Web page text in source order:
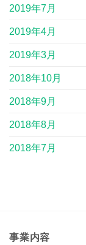
2019年7月
2019年4月
2019年3月
2018年10月
2018年9月
2018年8月
2018年7月
事業内容